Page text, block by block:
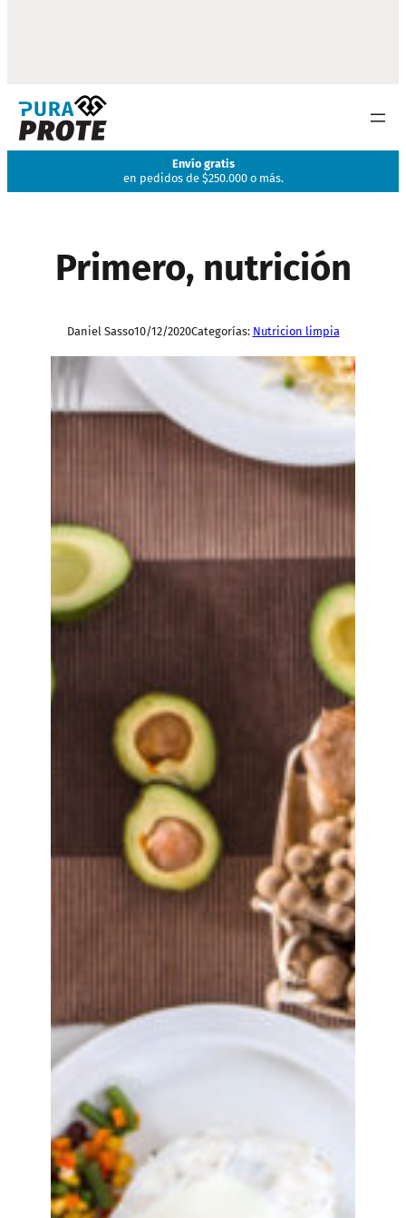
Envío gratis
en pedidos de $250.000 o más.
Primero, nutrición
Daniel Sasso10/12/2020Categorías: Nutricion limpia